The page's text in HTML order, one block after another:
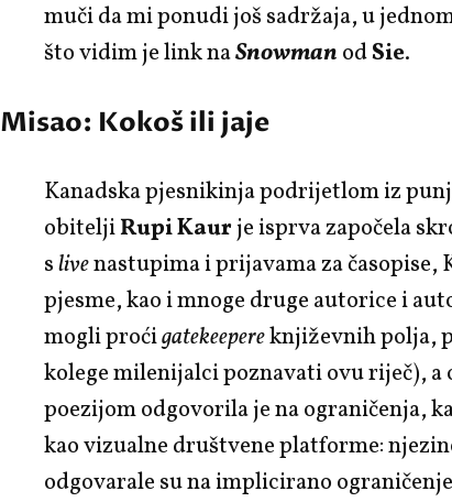
muči da mi ponudi još sadržaja, u
što vidim je link naSnowman odSie.
Misao: Kokoš ili jaje
Kanadska pjesnikinja podrijetlom iz
obiteljiRupi Kaurje isprva započela
slivenastupima i prijavama za časopise,
pjesme, kao i mnoge druge autorice i
mogli proćigatekeepereknjiževnih polja,
kolege milenijalci poznavati ovu riječ), a
poezijom odgovorila je na ograničenja,
kao vizualne društvene platforme:
odgovarale su na implicirano